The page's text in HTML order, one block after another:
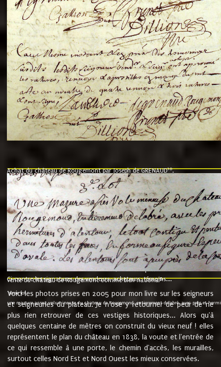
Achat du château de Rougemont par Joseph de GRENAUD10.
"l'an mil six cent soixante treze le ving neuvième jour du mois de
nommé fut présent Messire Claude Guillaume de Moyriat chevalier baron
vend, purement simplement et irrevocablement a monseigneur monsieur
et chavannes conseiller du roy au parlement de Bourgogne, present et
que le dit seigneur Baron de la Vellière a sur ses hommes, indivisables et
de la Velliere tout ainsi et comme le dit seigneur Baron et ses
présent......"
suivent les rentes, donation des terriers, etc... au prix de 880 livre louis
Ci contre les signatures des vendeurs, acheteurs, témoins....
vente du château de Rougemont comme bien national9.
"3ème lot
une mazure assez volumineuse du chateau de Rougemond, entierement delabré, avec près et
Voici les photos prises en 2005 pour mon livre sur les seigneurs
et seigneuries du plateau. Je n'ose y retourner de peur de ne
plus rien retrouver de ces vestiges historiques... Alors qu'à
quelques centaine de mètres on construit du vieux neuf ! elles
représentent le plan du château en 1838, la voute et l'entrée de
ce qui ressemble à une porte, le chemin d'accès, les murailles,
surtout celles Nord Est et Nord Ouest les mieux conservées.